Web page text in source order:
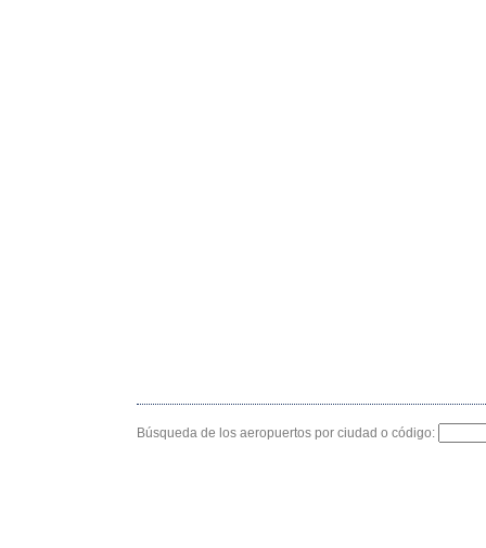
Búsqueda de los aeropuertos por ciudad o código: